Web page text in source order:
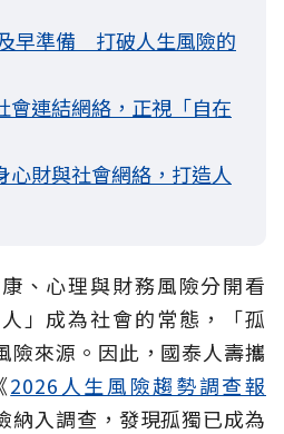
早準備 打破人生風險的
會連結網絡，正視「自在
心財與社會網絡，打造人
、心理與財務風險分開看
」成為社會的常態，「孤
險來源。因此，國泰人壽攜
2026人生風險趨勢調查報
納入調查，發現孤獨已成為